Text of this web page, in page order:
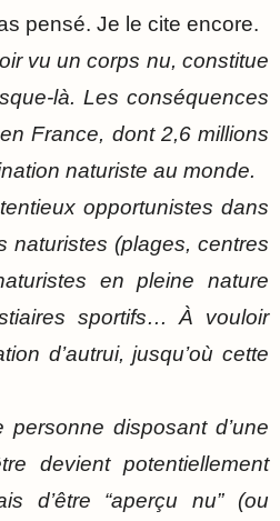
pensé. Je le cite encore.
vu un corps nu, constitue
là. Les conséquences
France, dont 2,6 millions
naturiste au monde.
opportunistes dans
naturistes (plages, centres
en pleine nature
sportifs… À vouloir
d’autrui, jusqu’où cette
disposant d’une
devient potentiellement
d’être “aperçu nu” (ou